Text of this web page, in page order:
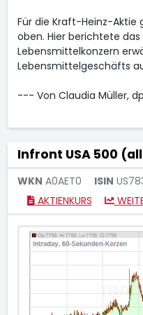
Für die Kraft-Heinz-Aktie
oben. Hier berichtete
Lebensmittelkonzern
Lebensmittelgeschäfts
--- Von Claudia Müller,
Infront USA 500
WKN A0AET0 ISIN
AKTIENKURS